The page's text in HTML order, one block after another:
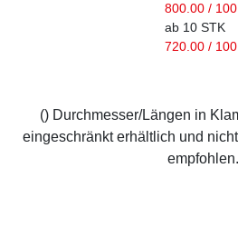
800.00 / 100
ab 10 STK
720.00 / 100
() Durchmesser/Längen in
eingeschränkt erhältlich und
empfohlen.